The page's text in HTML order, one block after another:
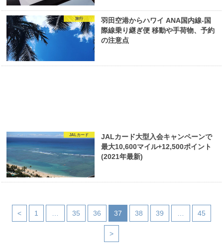
旅行
羽田空港からハワイ ANA国内線-国
際線乗り継ぎ便 移動や手荷物、予約
の注意点
JALカード
JALカード大型入会キャンペーンで
最大10,600マイル+12,500ポイント
(2021年最新)
< 1 … 35 36 37 38 39 … 45
>